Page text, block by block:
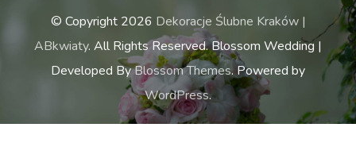
© Copyright 2026 Dekoracje Ślubne Kraków |
ABkwiaty. All Rights Reserved.Blossom Wedding |
Developed ByBlossom Themes. Powered by
WordPress.